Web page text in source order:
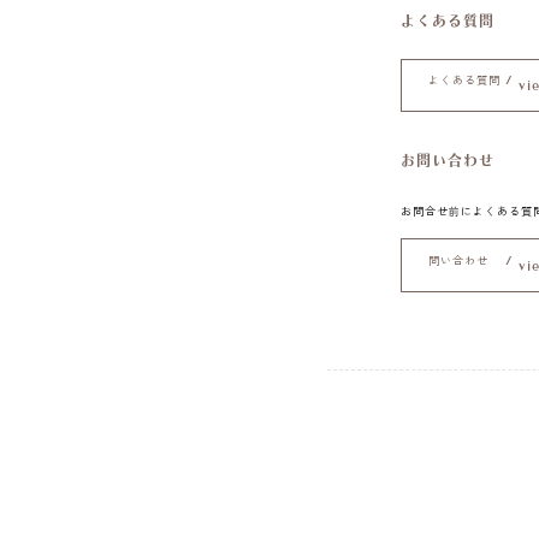
よくある質問
よくある質問 /
お問い合わせ
お問合せ前によくある質
問い合わせ /